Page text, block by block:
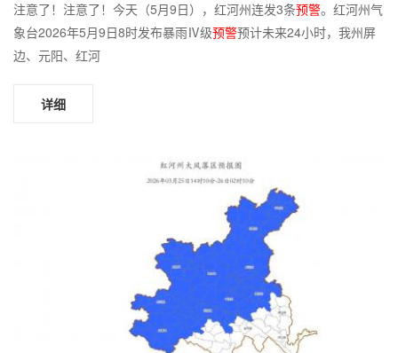
注意了！注意了！今天（5月9日），红河州连发3条预警。红河州气
象台2026年5月9日8时发布暴雨Ⅳ级预警预计未来24小时，我州屏
边、元阳、红河
详细